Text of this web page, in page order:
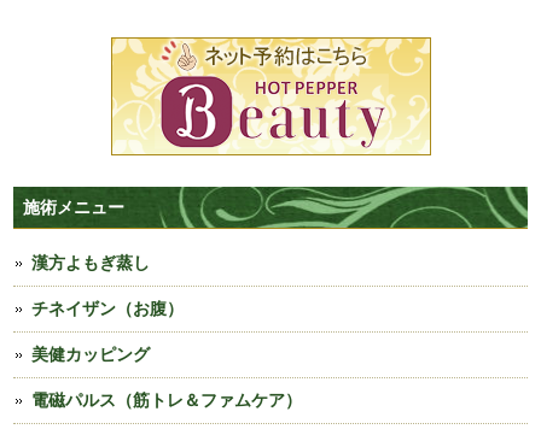
施術メニュー
漢方よもぎ蒸し
チネイザン（お腹）
美健カッピング
電磁パルス（筋トレ＆ファムケア）